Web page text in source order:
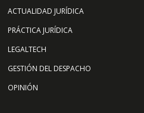
ACTUALIDAD JURÍDICA
PRÁCTICA JURÍDICA
LEGALTECH
GESTIÓN DEL DESPACHO
OPINIÓN